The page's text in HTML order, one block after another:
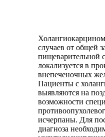
случаев от общей
пищеварительной
локализуется в
внепеченочных
Пациенты с
выявляются на
возможности
исчерпаны. Для
диагноза